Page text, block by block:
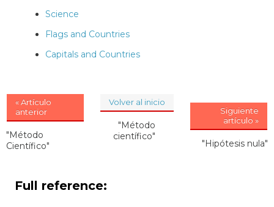
Science
Flags and Countries
Capitals and Countries
« Artículo
anterior
"Método
Científico"
Volver al inicio
"Método
científico"
Siguiente
artículo »
"Hipótesis nula"
Full reference: